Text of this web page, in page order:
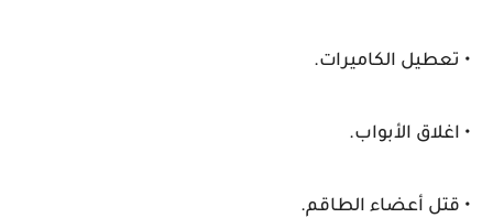
• تعطيل الكاميرات.
• اغلاق الأبواب.
• قتل أعضاء الطاقم.